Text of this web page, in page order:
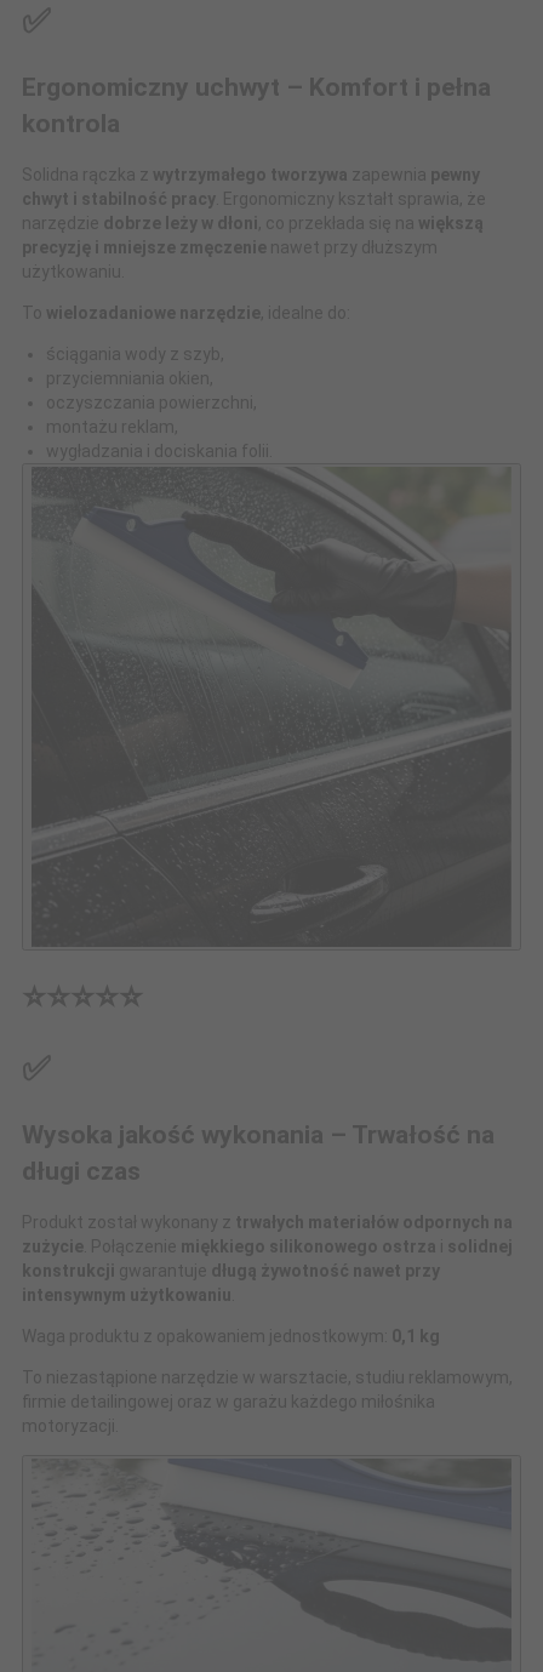
✅
Ergonomiczny uchwyt – Komfort i pełna
kontrola
Solidna rączka z wytrzymałego tworzywa zapewnia pewny
chwyt i stabilność pracy . Ergonomiczny kształt sprawia, że
narzędzie dobrze leży w dłoni, co przekłada się na większą
precyzję i mniejsze zmęczenie nawet przy dłuższym
użytkowaniu.
To wielozadaniowe narzędzie, idealne do:
ściągania wody z szyb,
przyciemniania okien,
oczyszczania powierzchni,
montażu reklam,
wygładzania i dociskania folii.
⭐⭐⭐⭐⭐
✅
Wysoka jakość wykonania – Trwałość na
długi czas
Produkt został wykonany z trwałych materiałów odpornych na
zużycie . Połączenie miękkiego silikonowego ostrza i solidnej
konstrukcji gwarantuje długą żywotność nawet przy
intensywnym użytkowaniu
Waga produktu z opakowaniem jednostkowym: 0,1 kg
To niezastąpione narzędzie w warsztacie, studiu reklamowym,
firmie detailingowej oraz w garażu każdego miłośnika
motoryzacji.